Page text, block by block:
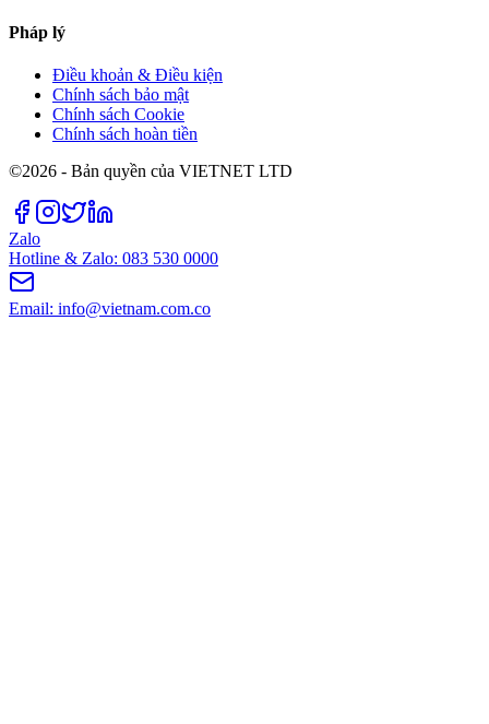
Pháp lý
Điều khoản & Điều kiện
Chính sách bảo mật
Chính sách Cookie
Chính sách hoàn tiền
©2026 - Bản quyền của VIETNET LTD
Zalo
Hotline & Zalo: 083 530 0000
Email: info@vietnam.com.co